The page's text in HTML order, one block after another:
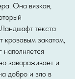
Она вязкая,
текста
кровавым закатом,
наполняется
завораживает и
добро и зло в